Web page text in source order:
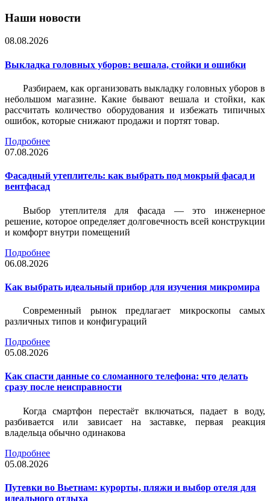
Наши новости
08.08.2026
Выкладка головных уборов: вешала, стойки и ошибки
Разбираем, как организовать выкладку головных уборов в
небольшом магазине. Какие бывают вешала и стойки, как
рассчитать количество оборудования и избежать типичных
ошибок, которые снижают продажи и портят товар.
Подробнее
07.08.2026
Фасадный утеплитель: как выбрать под мокрый фасад и
вентфасад
Выбор утеплителя для фасада — это инженерное
решение, которое определяет долговечность всей конструкции
и комфорт внутри помещений
Подробнее
06.08.2026
Как выбрать идеальный прибор для изучения микромира
Современный рынок предлагает микроскопы самых
различных типов и конфигураций
Подробнее
05.08.2026
Как спасти данные со сломанного телефона: что делать
сразу после неисправности
Когда смартфон перестаёт включаться, падает в воду,
разбивается или зависает на заставке, первая реакция
владельца обычно одинакова
Подробнее
05.08.2026
Путевки во Вьетнам: курорты, пляжи и выбор отеля для
идеального отдыха